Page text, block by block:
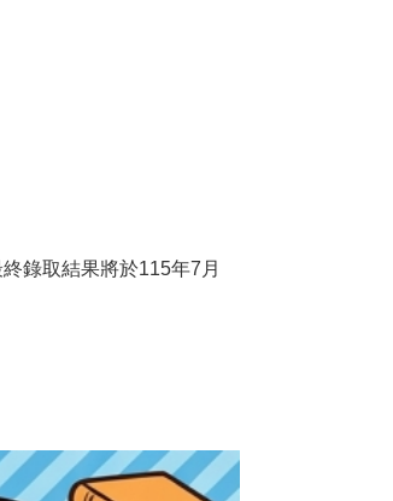
錄取結果將於115年7 月